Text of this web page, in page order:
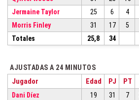
Jermaine Taylor
25 6 4
Morris Finley
31 17 5
Totales
25,8 34
AJUSTADAS A 24 MINUTOS
Jugador Edad PJ PT
Dani Díez 19 31 7